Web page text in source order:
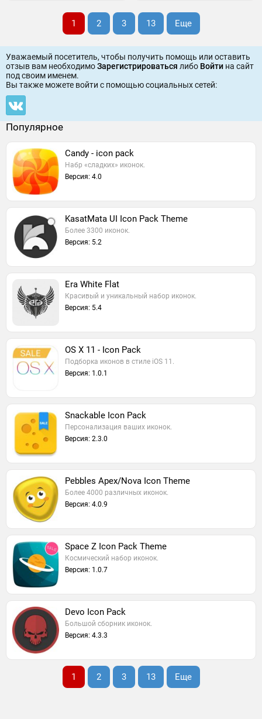
1 2 3 13 Еще
Уважаемый посетитель, чтобы получить помощь или оставить
отзыв вам необходимоЗарегистрироваться либо Войти на сайт
под своим именем.
Вы также можете войти c помощью социальных сетей:
Популярное
Candy - icon pack
Набр «сладких» иконок.
Версия: 4.0
KasatMata UI Icon Pack Theme
Более 3300 иконок.
Версия: 5.2
Era White Flat
Красивый и уникальный набор иконок.
Версия: 5.4
OS X 11 - Icon Pack
Подборка иконов в стиле iOS 11.
Версия: 1.0.1
Snackable Icon Pack
Персонализация ваших иконок.
Версия: 2.3.0
Pebbles Apex/Nova Icon Theme
Более 4000 различных иконок.
Версия: 4.0.9
Space Z Icon Pack Theme
Космический набор иконок.
Версия: 1.0.7
Devo Icon Pack
Большой сборник иконок.
Версия: 4.3.3
1 2 3 13 Еще